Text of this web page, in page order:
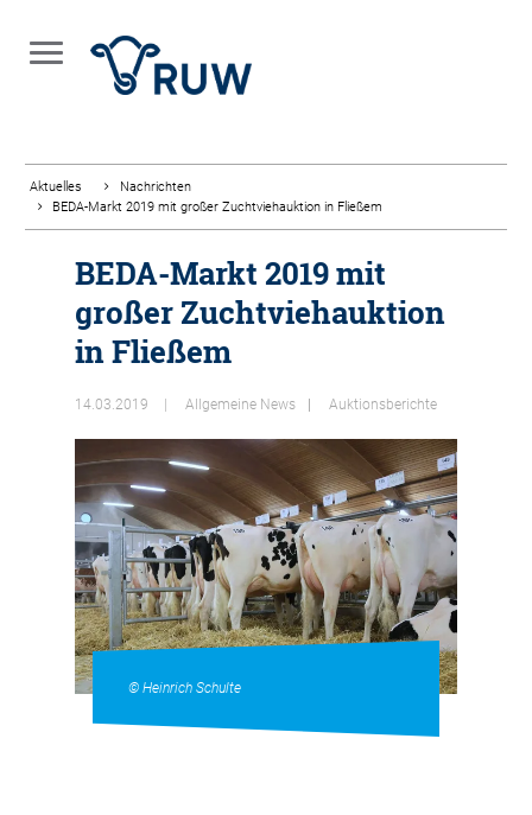
Aktuelles
Nachrichten
BEDA-Markt 2019 mit großer Zuchtviehauktion in Fließem
BEDA-Markt 2019 mit
großer Zuchtviehauktion
in Fließem
14.03.2019 Allgemeine News Auktionsberichte
© Heinrich Schulte